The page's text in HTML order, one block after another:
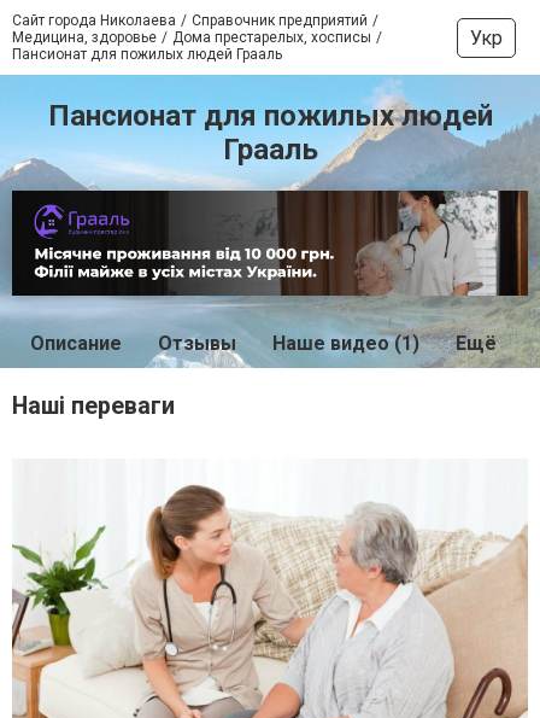
Сайт города Николаева
Справочник предприятий
Медицина, здоровье
Дома престарелых, хосписы
Пансионат для пожилых людей Грааль
Укр
Пансионат для пожилых людей
Грааль
Описание Отзывы Наше видео (1) Ещё
Наші переваги